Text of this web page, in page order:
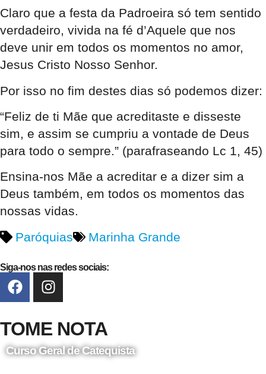
Claro que a festa da Padroeira só tem sentido
verdadeiro, vivida na fé d’Aquele que nos
deve unir em todos os momentos no amor,
Jesus Cristo Nosso Senhor.
Por isso no fim destes dias só podemos dizer:
“Feliz de ti Mãe que acreditaste e disseste
sim, e assim se cumpriu a vontade de Deus
para todo o sempre.” (parafraseando Lc 1, 45)
Ensina-nos Mãe a acreditar e a dizer sim a
Deus também, em todos os momentos das
nossas vidas.
Paróquias
Marinha Grande
Siga-nos nas redes sociais:
TOME NOTA
Curso Geral de Catequista